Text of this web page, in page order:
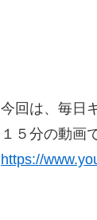
今回は、毎日
１５分の動画
https://